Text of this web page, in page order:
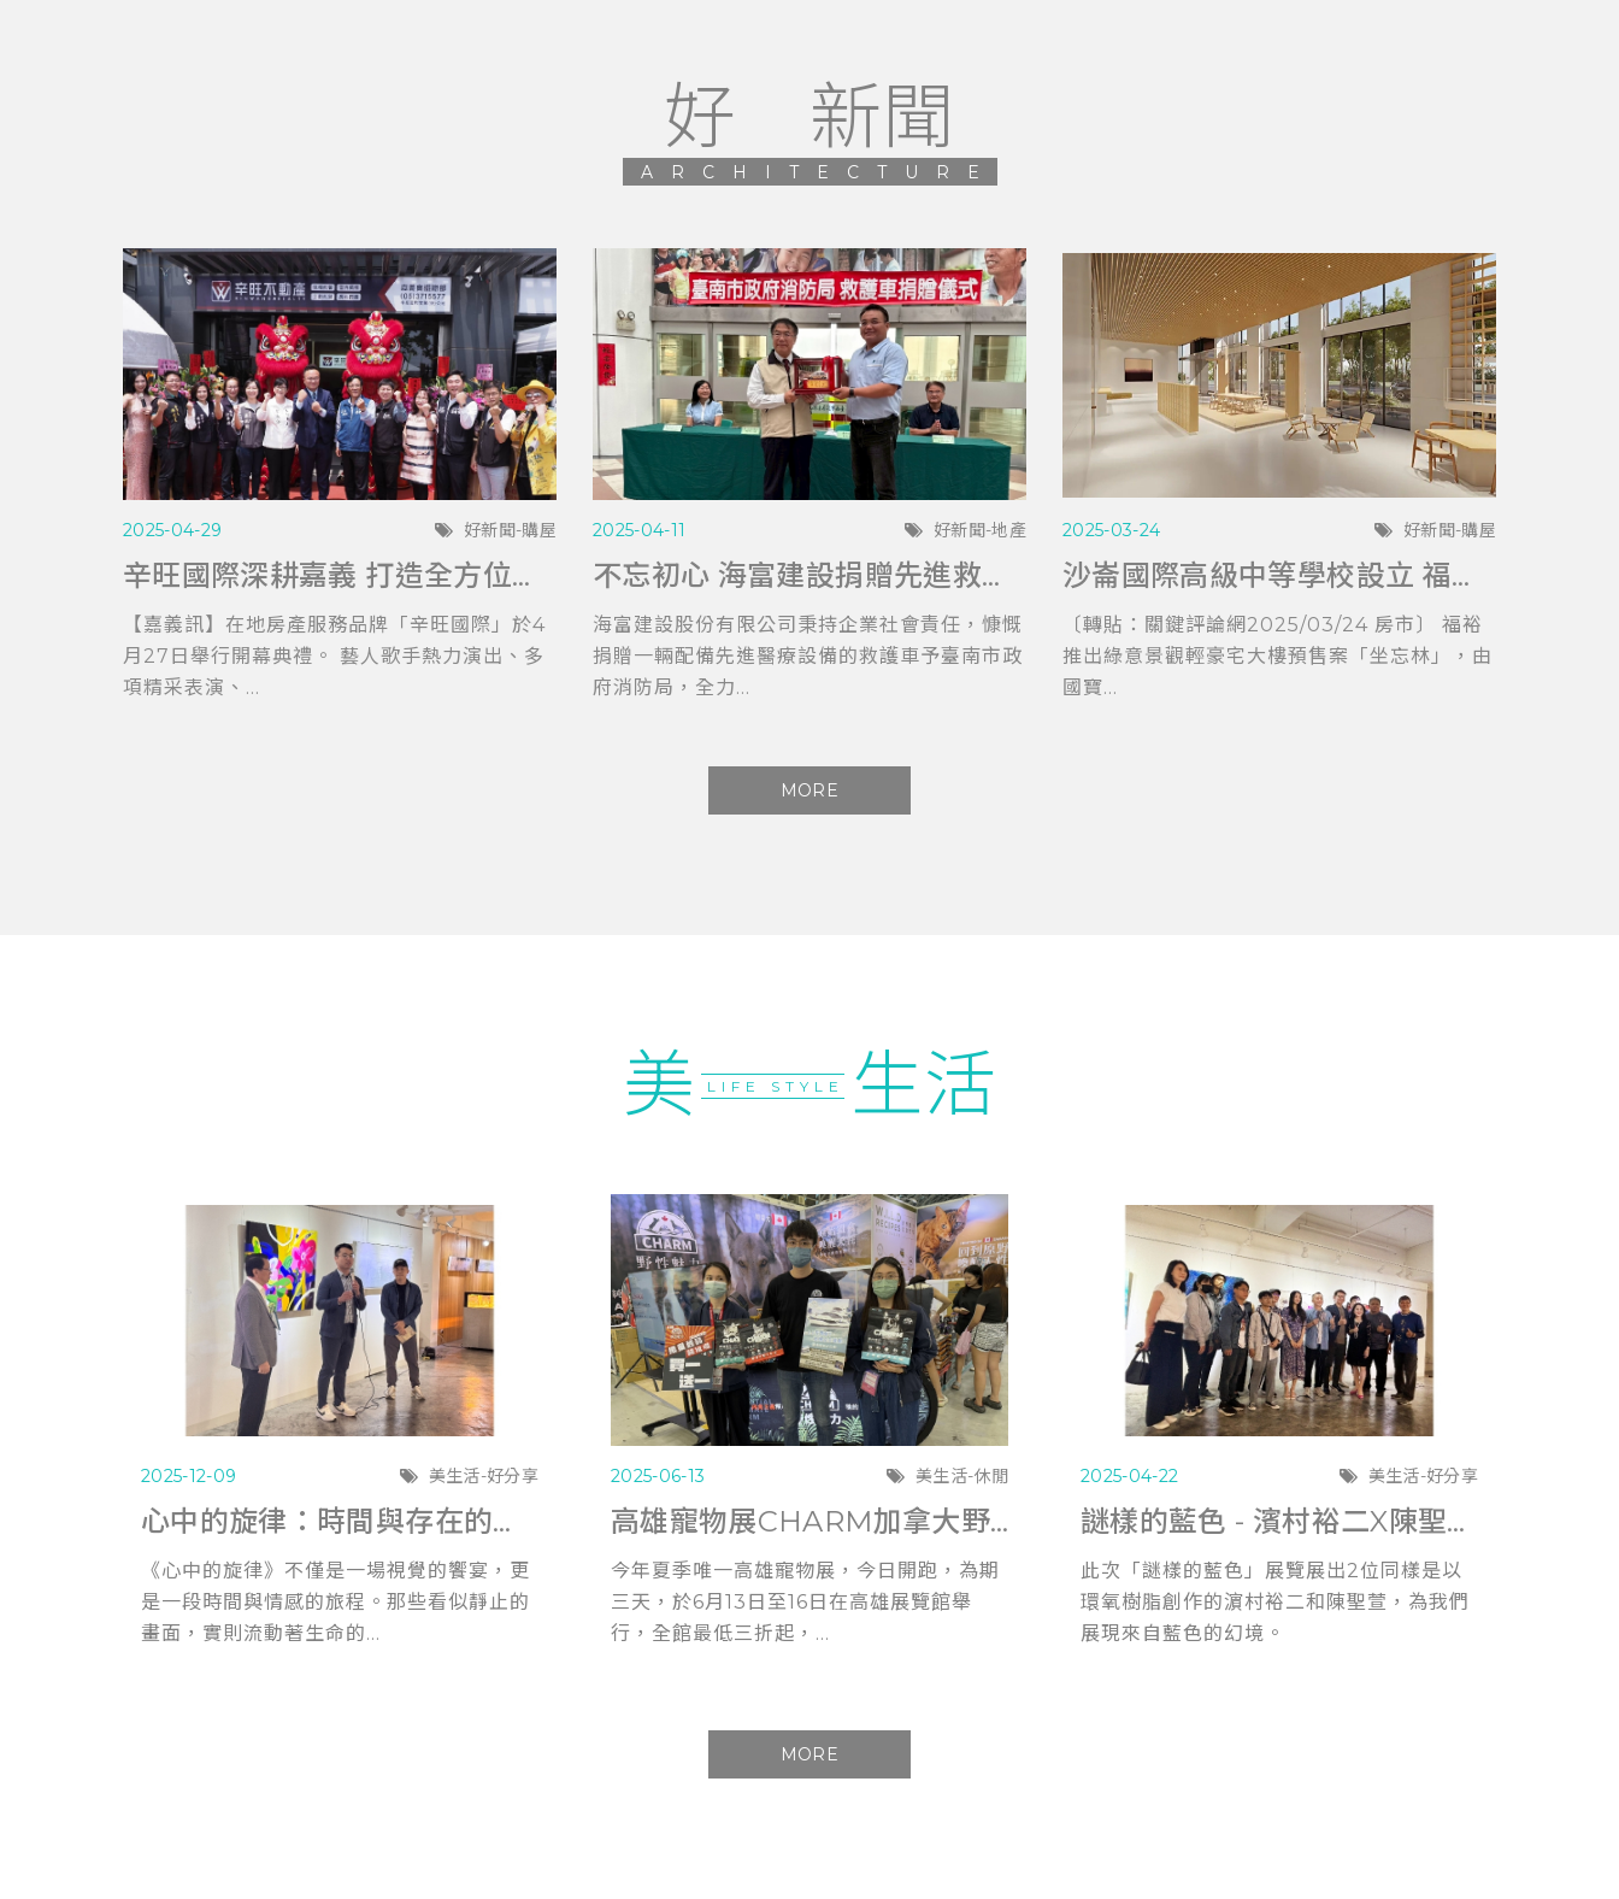
好 新聞
ARCHITECTURE
2025-04-29 好新聞-購屋
辛旺國際深耕嘉義 打造全方位房產服務平台 與在地青年共創希望藍圖
【嘉義訊】在地房產服務品牌「辛旺國際」於4
月27日舉行開幕典禮。 藝人歌手熱力演出、多
項精采表演、...
2025-04-11 好新聞-地產
不忘初心 海富建設捐贈先進救護車 助力台南消防局提升救護效能
海富建設股份有限公司秉持企業社會責任，慷慨
捐贈一輛配備先進醫療設備的救護車予臺南市政
府消防局，全力...
2025-03-24 好新聞-購屋
沙崙國際高級中等學校設立 福裕「坐忘林」擁科技與教育加持
〔轉貼：關鍵評論網2025/03/24 房市〕 福裕
推出綠意景觀輕豪宅大樓預售案「坐忘林」，由
國寶...
MORE
美 LIFE STYLE 生活
2025-12-09 美生活-好分享
心中的旋律：時間與存在的證明
《心中的旋律》不僅是一場視覺的饗宴，更
是一段時間與情感的旅程。那些看似靜止的
畫面，實則流動著生命的...
2025-06-13 美生活-休閒
高雄寵物展CHARM加拿大野性魅力滿6千送遊艇體驗
今年夏季唯一高雄寵物展，今日開跑，為期
三天，於6月13日至16日在高雄展覽館舉
行，全館最低三折起，...
2025-04-22 美生活-好分享
謎樣的藍色 - 濱村裕二X陳聖萱《雙人展》
此次「謎樣的藍色」展覽展出2位同樣是以
環氧樹脂創作的濵村裕二和陳聖萱，為我們
展現來自藍色的幻境。
MORE